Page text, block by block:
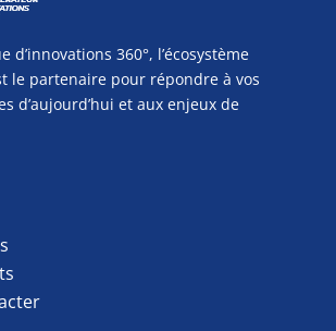
d’innovations 360°, l’écosystème
le partenaire pour répondre à vos
d’aujourd’hui et aux enjeux de